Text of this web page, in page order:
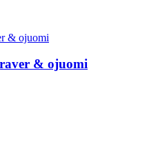
& ojuomi